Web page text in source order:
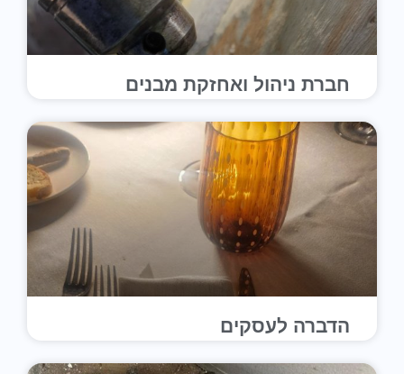
חברת ניהול ואחזקת מבנים
הדברה לעסקים